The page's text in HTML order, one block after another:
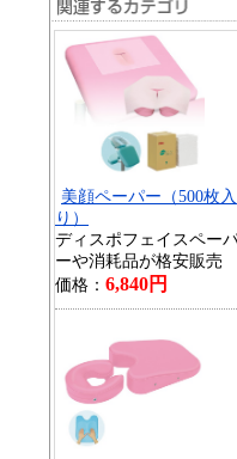
美顔ペーパー（500枚入
り）
ディスポフェイスペー
ーや消耗品が格安販売
価格： 6,840円